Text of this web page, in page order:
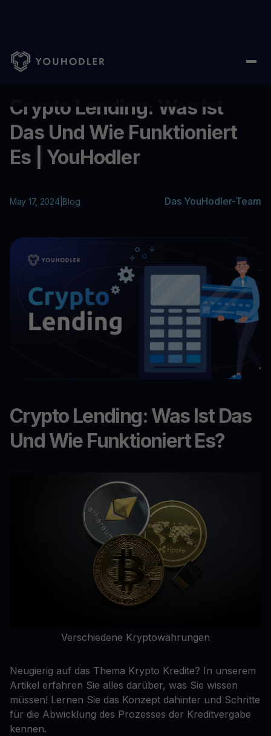
Home Blog/ Crypto Lending: Was Ist Das Und Wie
Crypto Lending: Was Ist
Das Und Wie Funktioniert
Es | YouHodler
May 17, 2024| Blog Das YouHodler-Team
Crypto Lending: Was Ist Das
Und Wie Funktioniert Es?
Verschiedene Kryptowährungen
Neugierig auf das Thema Krypto Kredite? In unserem
Artikel erfahren Sie alles darüber, was Sie wissen
müssen! Lernen Sie das Konzept dahinter und Schritte
für die Abwicklung des Prozesses der Kreditvergabe
kennen.